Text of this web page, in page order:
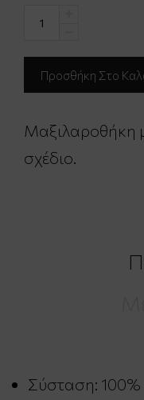
Μαξιλαροθήκη
σχέδιο.
Σύσταση: